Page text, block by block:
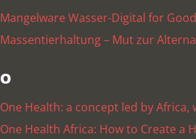
Mangelware Wasser-Digital for Good
Massentierhaltung – Mut zur
O
One Health: a concept led by
One Health Africa: How to Create a